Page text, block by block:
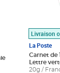
Livraison
La Poste
Carnet de
Lettre
20g /